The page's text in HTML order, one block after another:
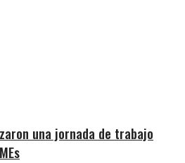
una jornada de trabajo